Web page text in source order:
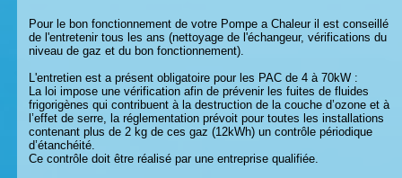
Pour le bon fonctionnement de votre Pompe a Chaleur il est conseillé
de l'entretenir tous les ans (nettoyage de l'échangeur, vérifications du
niveau de gaz et du bon fonctionnement).
L'entretien est a présent obligatoire pour les PAC de 4 à 70kW :
La loi impose une vérification afin de prévenir les fuites de fluides
frigorigènes qui contribuent à la destruction de la couche d’ozone et à
l’effet de serre, la réglementation prévoit pour toutes les installations
contenant plus de 2 kg de ces gaz (12kWh) un contrôle périodique
d’étanchéité.
Ce contrôle doit être réalisé par une entreprise qualifiée.